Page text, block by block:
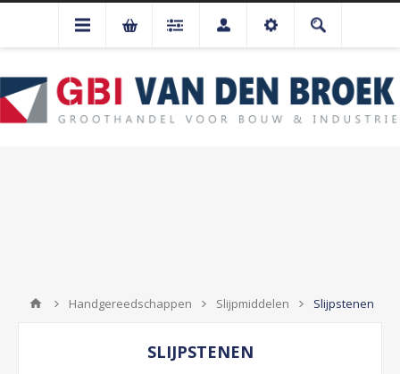
Handgereedschappen Slijpmiddelen Slijpstenen
SLIJPSTENEN